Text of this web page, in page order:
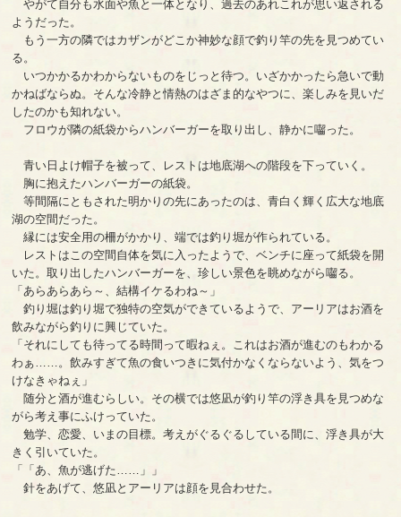
やがて自分も水面や魚と一体となり、過去のあれこれが思い返される
ようだった。
もう一方の隣ではカザンがどこか神妙な顔で釣り竿の先を見つめてい
る。
いつかかるかわからないものをじっと待つ。いざかかったら急いで動
かねばならぬ。そんな冷静と情熱のはざま的なやつに、楽しみを見いだ
したのかも知れない。
フロウが隣の紙袋からハンバーガーを取り出し、静かに囓った。
青い日よけ帽子を被って、レストは地底湖への階段を下っていく。
胸に抱えたハンバーガーの紙袋。
等間隔にともされた明かりの先にあったのは、青白く輝く広大な地底
湖の空間だった。
縁には安全用の柵がかかり、端では釣り堀が作られている。
レストはこの空間自体を気に入ったようで、ベンチに座って紙袋を開
いた。取り出したハンバーガーを、珍しい景色を眺めながら囓る。
「あらあらあら～、結構イケるわね～」
釣り堀は釣り堀で独特の空気ができているようで、アーリアはお酒を
飲みながら釣りに興じていた。
「それにしても待ってる時間って暇ねぇ。これはお酒が進むのもわかる
わぁ……。飲みすぎて魚の食いつきに気付かなくならないよう、気をつ
けなきゃねぇ」
随分と酒が進むらしい。その横では悠凪が釣り竿の浮き具を見つめな
がら考え事にふけっていた。
勉学、恋愛、いまの目標。考えがぐるぐるしている間に、浮き具が大
きく引いていた。
「「あ、魚が逃げた……」」
針をあげて、悠凪とアーリアは顔を見合わせた。